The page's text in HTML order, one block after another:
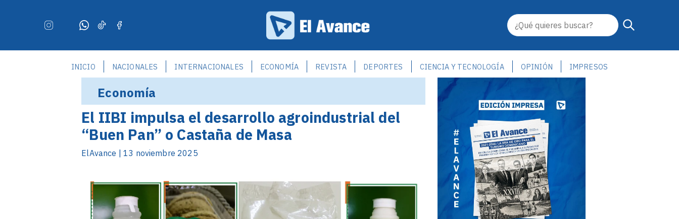
INICIO NACIONALES INTERNACIONALES ECONOMÍA REVISTA DEPORTES CIENCIA Y TECNOLOGÍA OPINIÓN IMPRESOS
Economía
El IIBI impulsa el desarrollo agroindustrial del
“Buen Pan” o Castaña de Masa
ElAvance | 13 noviembre 2025